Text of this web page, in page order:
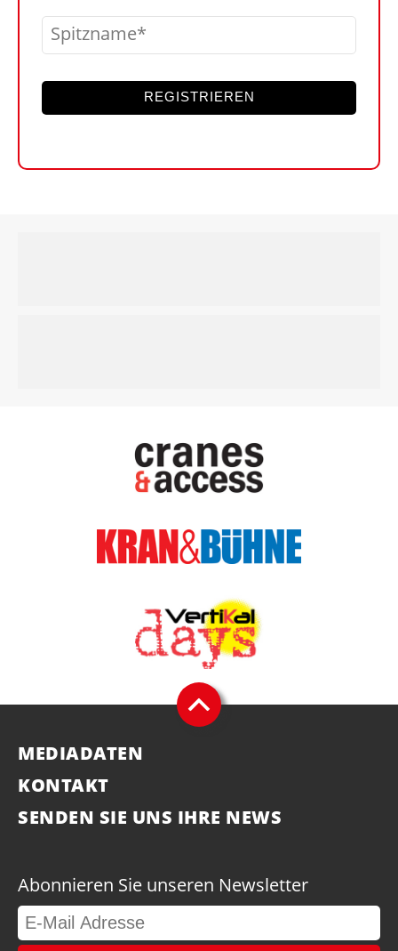
Spitzname
REGISTRIEREN
MEDIADATEN
KONTAKT
SENDEN SIE UNS IHRE NEWS
Abonnieren Sie unseren Newsletter